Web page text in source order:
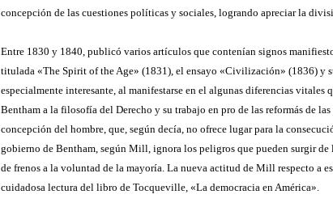
concepción de las cuestiones políticas y sociales, logrando apreciar la
Entre 1830 y 1840, publicó varios artículos que contenían signos
titulada «The Spirit of the Age» (1831), el ensayo «Civilización» (1836) y
especialmente interesante, al manifestarse en el algunas diferencias
Bentham a la filosofía del Derecho y su trabajo en pro de las reformás de
concepción del hombre, que, según decía, no ofrece lugar para la
gobierno de Bentham, según Mill, ignora los peligros que pueden surgir
de frenos a la voluntad de la mayoría. La nueva actitud de Mill respecto a
cuidadosa lectura del libro de Tocqueville, «La democracia en América».